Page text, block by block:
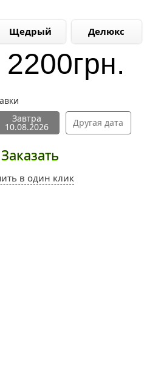
Щедрый Делюкс
2200грн.
Завтра
10.08.2026 Другая дата
Заказать
в один клик